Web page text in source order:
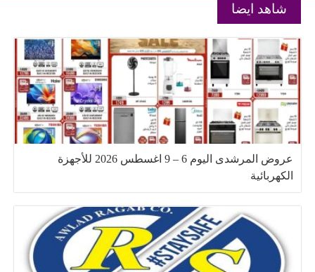
شاهد ايضا
عروض المرشدى اليوم 6 – 9 اغسطس 2026 للأجهزة
الكهربائية